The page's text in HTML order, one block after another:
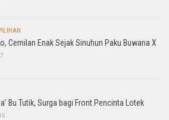
Cemilan Enak Sejak Sinuhun Paku Buwana X
Bu Tutik, Surga bagi Front Pencinta Lotek